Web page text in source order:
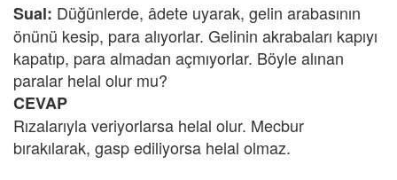
Sual: Düğünlerde, âdete uyarak, gelin arabasının
önünü kesip, para alıyorlar. Gelinin akrabaları kapıyı
kapatıp, para almadan açmıyorlar. Böyle alınan
paralar helal olur mu?
CEVAP
Rızalarıyla veriyorlarsa helal olur. Mecbur
bırakılarak, gasp ediliyorsa helal olmaz.